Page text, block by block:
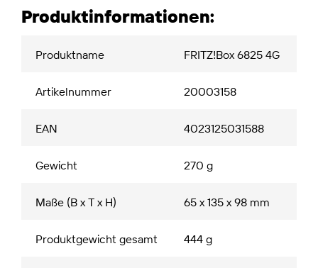
Produktinformationen:
Produktname FRITZ!Box 6825 4G
Artikelnummer 20003158
EAN 4023125031588
Gewicht 270 g
Maße (B x T x H) 65 x 135 x 98 mm
Produktgewicht gesamt 444 g